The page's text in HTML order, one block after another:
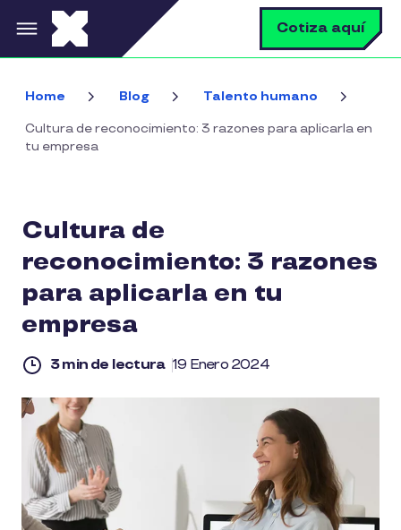
Pasar al contenido principal Cotiza aquí
Home Blog Talento humano
Cultura de reconocimiento: 3 razones para aplicarla en
tu empresa
Cultura de
reconocimiento: 3 razones
para aplicarla en tu
empresa
3 min de lectura 19 Enero 2024